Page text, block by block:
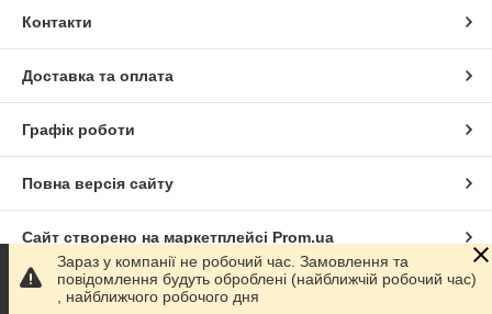
Контакти
Доставка та оплата
Графік роботи
Повна версія сайту
Сайт створено на маркетплейсі Prom.ua
Політика конфіденційності
Зараз у компанії не робочий час. Замовлення та
повідомлення будуть оброблені (найближчій робочий час)
, найближчого робочого дня